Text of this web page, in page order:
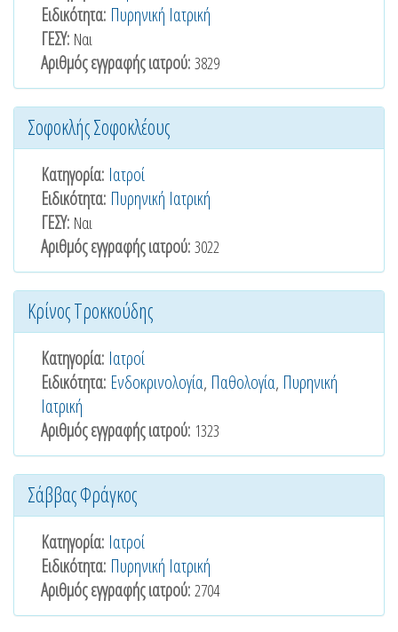
Ειδικότητα: Πυρηνική Ιατρική
ΓΕΣΥ: Ναι
Αριθμός εγγραφής ιατρού: 3829
Σοφοκλής Σοφοκλέους
Κατηγορία: Ιατροί
Ειδικότητα: Πυρηνική Ιατρική
ΓΕΣΥ: Ναι
Αριθμός εγγραφής ιατρού: 3022
Κρίνος Τροκκούδης
Κατηγορία: Ιατροί
Ειδικότητα: Ενδοκρινολογία, Παθολογία, Πυρηνική
Ιατρική
Αριθμός εγγραφής ιατρού: 1323
Σάββας Φράγκος
Κατηγορία: Ιατροί
Ειδικότητα: Πυρηνική Ιατρική
Αριθμός εγγραφής ιατρού: 2704